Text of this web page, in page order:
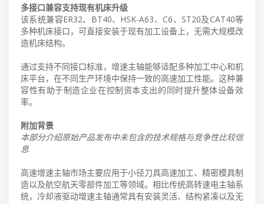
多接口兼容支持现有机床升级
该系统兼容ER32、BT40、HSK-A63、C6、ST20及CAT40等
多种机床接口，可直接安装于现有加工设备上，无需大规模改
造机床结构。
通过支持不同接口标准，增速主轴能够适配多种加工中心和机
床平台，在不同生产环境中保持一致的高速加工性能。这种兼
容性有助于制造企业在控制资本支出的同时提升整体设备效
率。
附加背景
本部分介绍原始产品发布中未包含的技术规格与竞争性比较信
息
高速增速主轴市场主要应用于小径刀具高速加工、精密模具制
造以及航空航天零部件加工等领域。相比传统高转速电主轴系
统，冷却液驱动增速主轴通常具有安装灵活、结构紧凑以及无